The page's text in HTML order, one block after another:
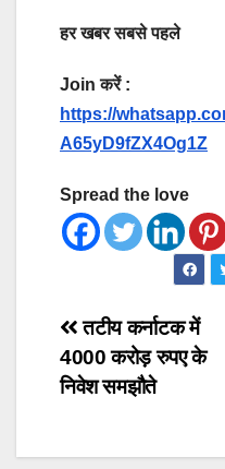
हर खबर सबसे पहले
Join करें :
https://
A65yD9fZX4Og1Z
Spread the love
Post
navigation
तटीय कर्नाटक में
4000 करोड़ रुपए के
निवेश समझौते